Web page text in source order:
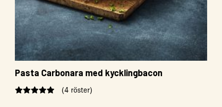
Pasta Carbonara med kycklingbacon
(4 röster)